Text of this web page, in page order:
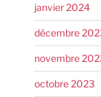
janvier 2024
décembre
novembre
octobre 2023